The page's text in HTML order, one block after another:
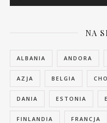
NA
ALBANIA ANDORA
AZJA BELGIA
DANIA ESTONIA
FINLANDIA FRANCJA